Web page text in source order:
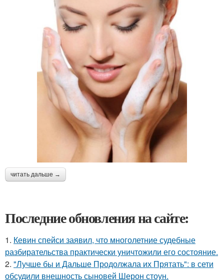
читать дальше →
Последние обновления на сайте:
1. Кевин спейси заявил, что многолетние судебные
разбирательства практически уничтожили его состояние.
2. "Лучше бы и Дальше Продолжала их Прятать": в сети
обсудили внешность сыновей Шерон стоун.